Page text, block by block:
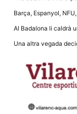
Barça, Espanyol,
Al Badalona li caldrà
Una altra vegada